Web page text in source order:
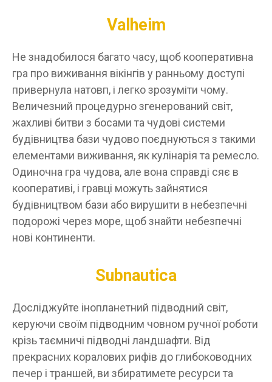
Valheim
Не знадобилося багато часу, щоб кооперативна
гра про виживання вікінгів у ранньому доступі
привернула натовп, і легко зрозуміти чому.
Величезний процедурно згенерований світ,
жахливі битви з босами та чудові системи
будівництва бази чудово поєднуються з такими
елементами виживання, як кулінарія та ремесло.
Одиночна гра чудова, але вона справді сяє в
кооперативі, і гравці можуть зайнятися
будівництвом бази або вирушити в небезпечні
подорожі через море, щоб знайти небезпечні
нові континенти.
Subnautica
Досліджуйте інопланетний підводний світ,
керуючи своїм підводним човном ручної роботи
крізь таємничі підводні ландшафти. Від
прекрасних коралових рифів до глибоководних
печер і траншей, ви збиратимете ресурси та